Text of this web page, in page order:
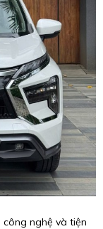
công nghệ và tiện